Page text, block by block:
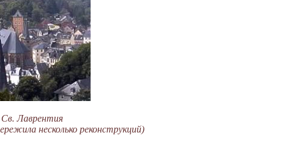
Св. Лаврентия
несколько реконструкций)